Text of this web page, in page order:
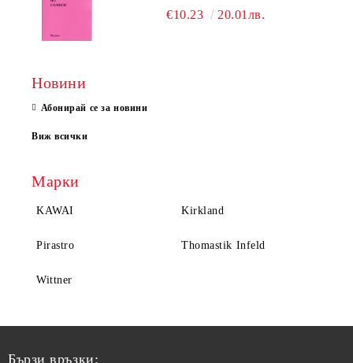
€10.23 20.01лв.
Новини
Абонирай се за новини
Виж всички
Марки
KAWAI Kirkland
Pirastro Thomastik Infeld
Wittner
Бързи връзки: